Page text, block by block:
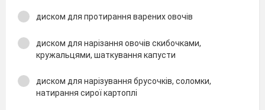
диском для протирання варених овочів
диском для нарізання овочів скибочками,
кружальцями, шаткування капусти
диском для нарізування брусочків, соломки,
натирання сирої картоплі